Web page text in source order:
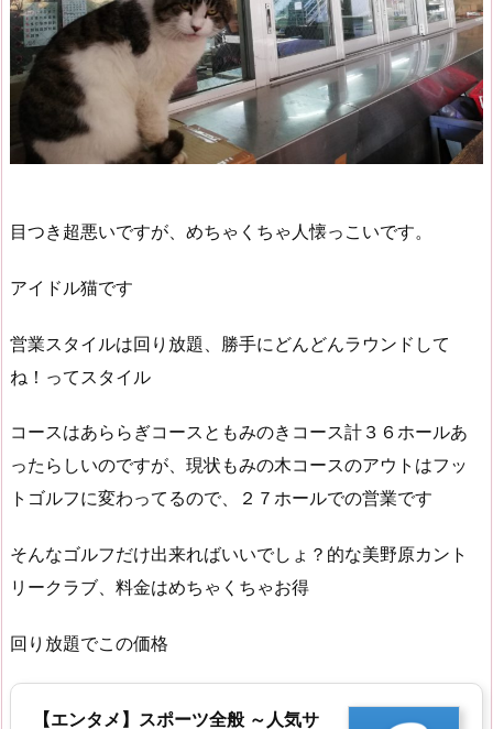
目つき超悪いですが、めちゃくちゃ人懐っこいです。
アイドル猫です
営業スタイルは回り放題、勝手にどんどんラウンドして
ね！ってスタイル
コースはあららぎコースともみのきコース計３６ホールあ
ったらしいのですが、現状もみの木コースのアウトはフッ
トゴルフに変わってるので、２７ホールでの営業です
そんなゴルフだけ出来ればいいでしょ？的な美野原カント
リークラブ、料金はめちゃくちゃお得
回り放題でこの価格
【エンタメ】スポーツ全般 ～人気サ